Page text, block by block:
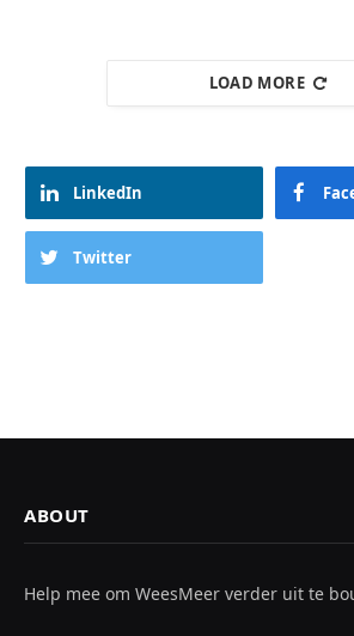
LOAD MORE
LinkedIn
Twitter
ABOUT
Help mee om WeesMeer verder uit te